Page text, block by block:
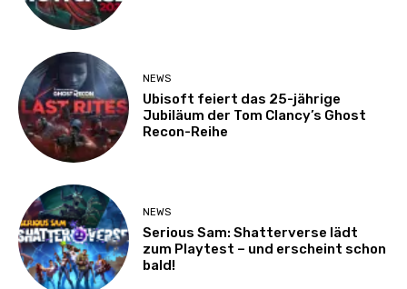
NEWS
Ubisoft feiert das 25-jährige
Jubiläum der Tom Clancy’s Ghost
Recon-Reihe
NEWS
Serious Sam: Shatterverse lädt
zum Playtest – und erscheint schon
bald!